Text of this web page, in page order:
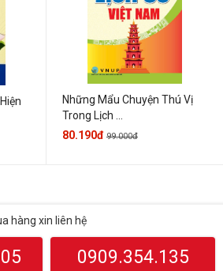
Những Mẩu Chuyện Thú Vị
Trong Lịch ...
80.190đ 99.000đ
hàng xin liên hệ
0909.354.135